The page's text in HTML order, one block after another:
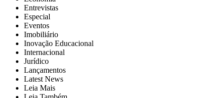
Entrevistas
Especial
Eventos
Imobiliário
Inovação Educacional
Internacional
Jurídico
Lançamentos
Latest News
Leia Mais